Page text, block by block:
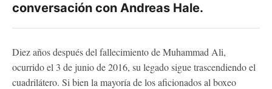
conversación con Andreas Hale.
Diez años después del fallecimiento de Muhammad Ali,
ocurrido el 3 de junio de 2016, su legado sigue trascendiendo el
cuadrilátero. Si bien la mayoría de los aficionados al boxeo